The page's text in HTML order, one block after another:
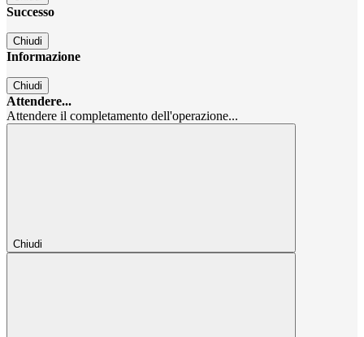
Successo
Chiudi
Informazione
Chiudi
Attendere...
Attendere il completamento dell'operazione...
Chiudi